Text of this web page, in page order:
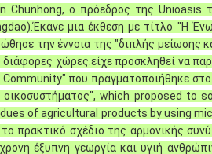
Chunhong, ο πρόεδρος της Unioasis
μια έκθεση με τίτλο "Η
την έννοια της "διπλής μείωσης
χώρες.είχε προσκληθεί να
που πραγματοποιήθηκε στο
οικοσυστήματος", which proposed to
of agricultural products by using
το πρακτικό σχέδιο της αρμονικής
έξυπνη γεωργία και υγιή